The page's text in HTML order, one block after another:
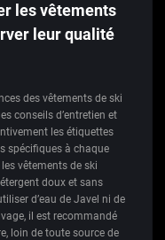
les vêtements
leur qualité
des vêtements de ski
conseils d’entretien et
les étiquettes
spécifiques à chaque
vêtements de ski
doux et sans
d’eau de Javel ni de
il est recommandé
loin de toute source de